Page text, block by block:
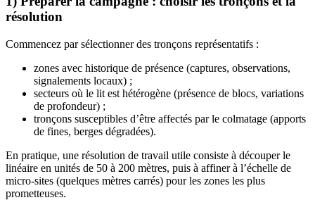
résolution
Commencez par sélectionner des tronçons représentatifs :
zones avec historique de présence (captures, observations,
signalements locaux) ;
secteurs où le lit est hétérogène (présence de blocs, variations
de profondeur) ;
tronçons susceptibles d’être affectés par le colmatage (apports
de fines, berges dégradées).
En pratique, une résolution de travail utile consiste à découper le
linéaire en unités de 50 à 200 mètres, puis à affiner à l’échelle de
micro-sites (quelques mètres carrés) pour les zones les plus
prometteuses.